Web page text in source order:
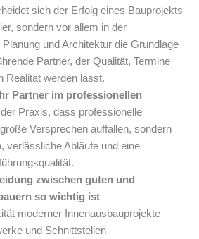
sich der Erfolg eines Bauprojekts
sondern vor allem in der
und Architektur die Grundlage
Partner, der Qualität, Termine
Realität werden lässt.
Partner im professionellen
Praxis, dass professionelle
Versprechen auffallen, sondern
verlässliche Abläufe und eine
zwischen guten und
so wichtig ist
moderner Innenausbauprojekte
und Schnittstellen